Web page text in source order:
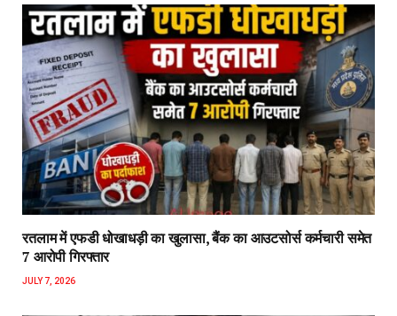
रतलाम में एफडी धोखाधड़ी का खुलासा, बैंक का आउटसोर्स कर्मचारी समेत
7 आरोपी गिरफ्तार
JULY 7, 2026